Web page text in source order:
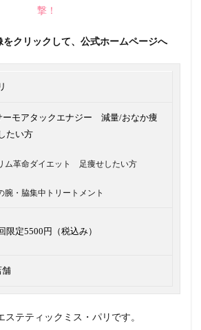
撃！
クリックして、公式ホームページへ
ーモアタックエナジー 減量/おなか痩
たい方
ム革命ダイエット 足痩せしたい方
腕・脇集中トリートメント
限定5500円（税込み）
舗
テティックミス・パリです。